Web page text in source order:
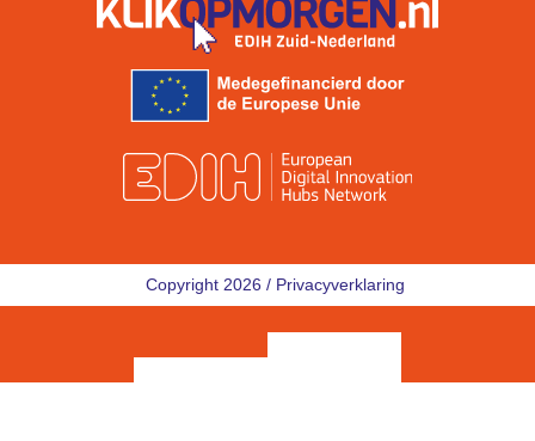
Copyright 2026 / Privacyverklaring